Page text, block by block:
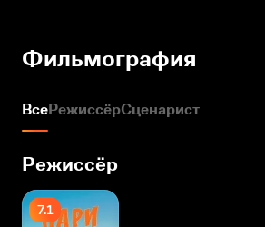
Фильмография
ВсеРежиссёрСценарист
Режиссёр
7.1